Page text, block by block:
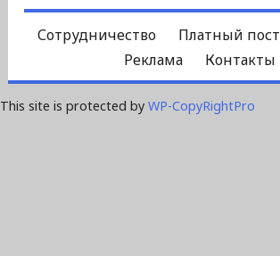
Сотрудничество Платный пост
Реклама
Контакты
This site is protected by WP-CopyRightPro